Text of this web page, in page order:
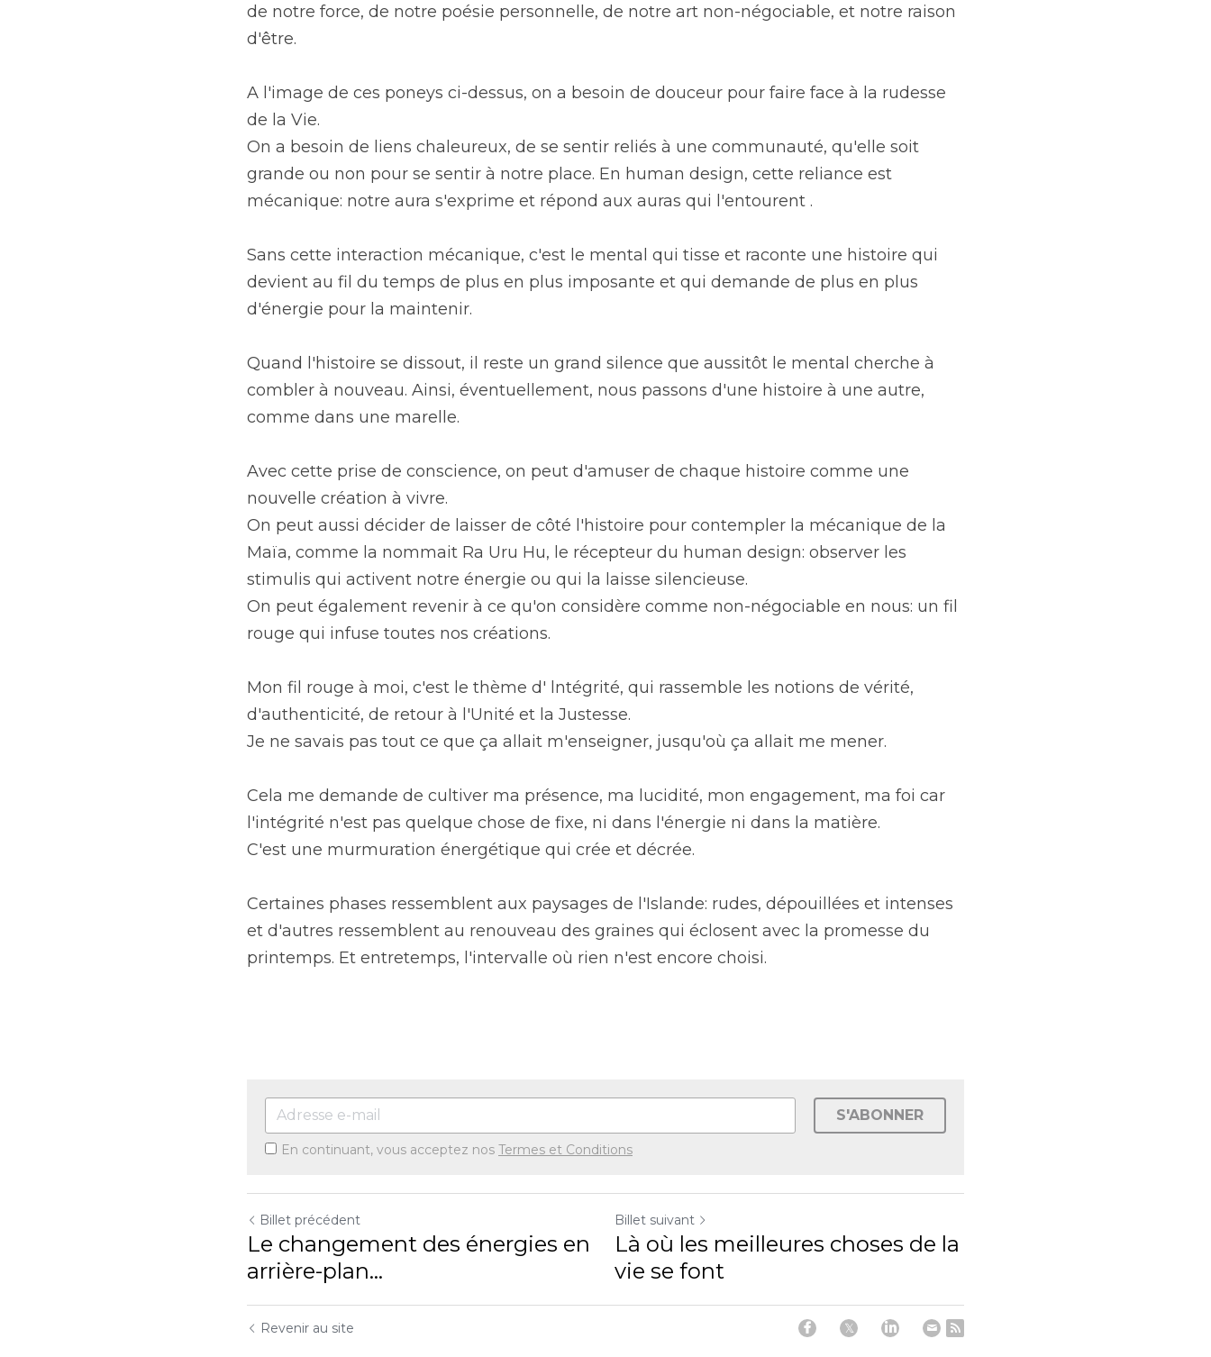
de notre force, de notre poésie personnelle, de notre art non-négociable, et notre raison
d'être.
A l'image de ces poneys ci-dessus, on a besoin de douceur pour faire face à la rudesse
de la Vie.
On a besoin de liens chaleureux, de se sentir reliés à une communauté, qu'elle soit
grande ou non pour se sentir à notre place. En human design, cette reliance est
mécanique: notre aura s'exprime et répond aux auras qui l'entourent .
Sans cette interaction mécanique, c'est le mental qui tisse et raconte une histoire qui
devient au fil du temps de plus en plus imposante et qui demande de plus en plus
d'énergie pour la maintenir.
Quand l'histoire se dissout, il reste un grand silence que aussitôt le mental cherche à
combler à nouveau. Ainsi, éventuellement, nous passons d'une histoire à une autre,
comme dans une marelle.
Avec cette prise de conscience, on peut d'amuser de chaque histoire comme une
nouvelle création à vivre.
On peut aussi décider de laisser de côté l'histoire pour contempler la mécanique de la
Maïa, comme la nommait Ra Uru Hu, le récepteur du human design: observer les
stimulis qui activent notre énergie ou qui la laisse silencieuse.
On peut également revenir à ce qu'on considère comme non-négociable en nous: un fil
rouge qui infuse toutes nos créations.
Mon fil rouge à moi, c'est le thème d' lntégrité, qui rassemble les notions de vérité,
d'authenticité, de retour à l'Unité et la Justesse.
Je ne savais pas tout ce que ça allait m'enseigner, jusqu'où ça allait me mener.
Cela me demande de cultiver ma présence, ma lucidité, mon engagement, ma foi car
l'intégrité n'est pas quelque chose de fixe, ni dans l'énergie ni dans la matière.
C'est une murmuration énergétique qui crée et décrée.
Certaines phases ressemblent aux paysages de l'Islande: rudes, dépouillées et intenses
et d'autres ressemblent au renouveau des graines qui éclosent avec la promesse du
printemps. Et entretemps, l'intervalle où rien n'est encore choisi.
S'ABONNER
En continuant, vous acceptez nos Termes et Conditions
Billet précédent
Le changement des énergies en
arrière-plan...
Billet suivant
Là où les meilleures choses de la
vie se font
Revenir au site